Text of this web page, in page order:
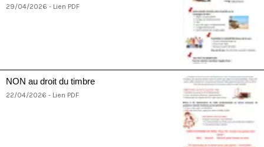
29/04/2026 - Lien PDF
NON au droit du timbre
22/04/2026 - Lien PDF